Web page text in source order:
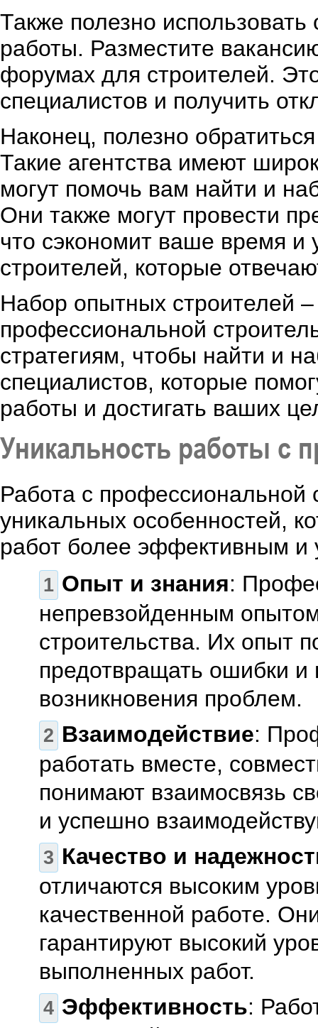
Также полезно
работы. Разместите
форумах для строителей.
специалистов и получить
Наконец, полезно
Такие агентства имеют
могут помочь вам найти и
Они также могут провести
что сэкономит ваше время и
строителей, которые
Набор опытных строителей
профессиональной
стратегиям, чтобы найти и
специалистов, которые
работы и достигать ваших
Уникальность работы с
Работа с профессиональной
уникальных особенностей,
работ более эффективным
Опыт и знания:
непревзойденным
строительства. Их опыт
предотвращать ошибки
возникновения проблем.
Взаимодействие:
работать вместе,
понимают взаимосвязь
и успешно
Качество и
отличаются высоким
качественной работе.
гарантируют высокий
выполненных работ.
Эффективность: